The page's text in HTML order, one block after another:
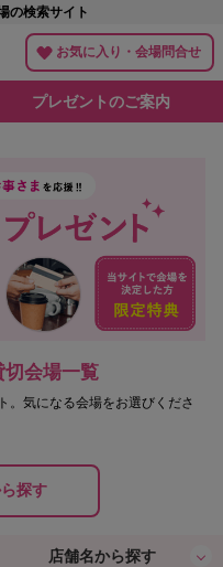
の検索サイト
お気に入り・会場問合せ
プレゼントのご案内
会場一覧
。 気になる会場をお選びくださ
探す
店舗名から探す